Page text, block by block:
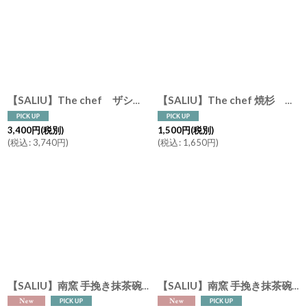
【SALIU】The chef ザシェフ グリルプレート L 陶板 耐熱陶器 日本製 クッキングプレート 簡単料理 魚焼きグリル オーブン レンジ トースター
3,400円(税別)
(税込: 3,740円)
【SALIU】The chef 焼杉 プレートS なべしき 木製 日本製 W220 x D165 x H10
1,500円(税別)
(税込: 1,650円)
【SALIU】南窯 手挽き抹茶碗 葉音 ( haoto ) SALIU craft 鉢 ボール 日本製 国産 工藤工 美濃焼 Japan 【SALIU】南窯 手挽き抹茶碗 翠葉 ( suiyou ) SALIU craft 鉢 ボール 日本製 国産 工藤工 美濃焼 Japan